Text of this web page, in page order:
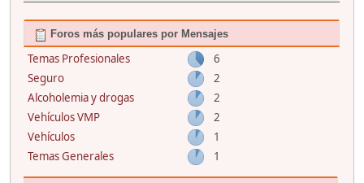
Foros más populares por Mensajes
Temas Profesionales
6
Seguro
2
Alcoholemia y drogas
2
Vehículos VMP
2
Vehículos
1
Temas Generales
1